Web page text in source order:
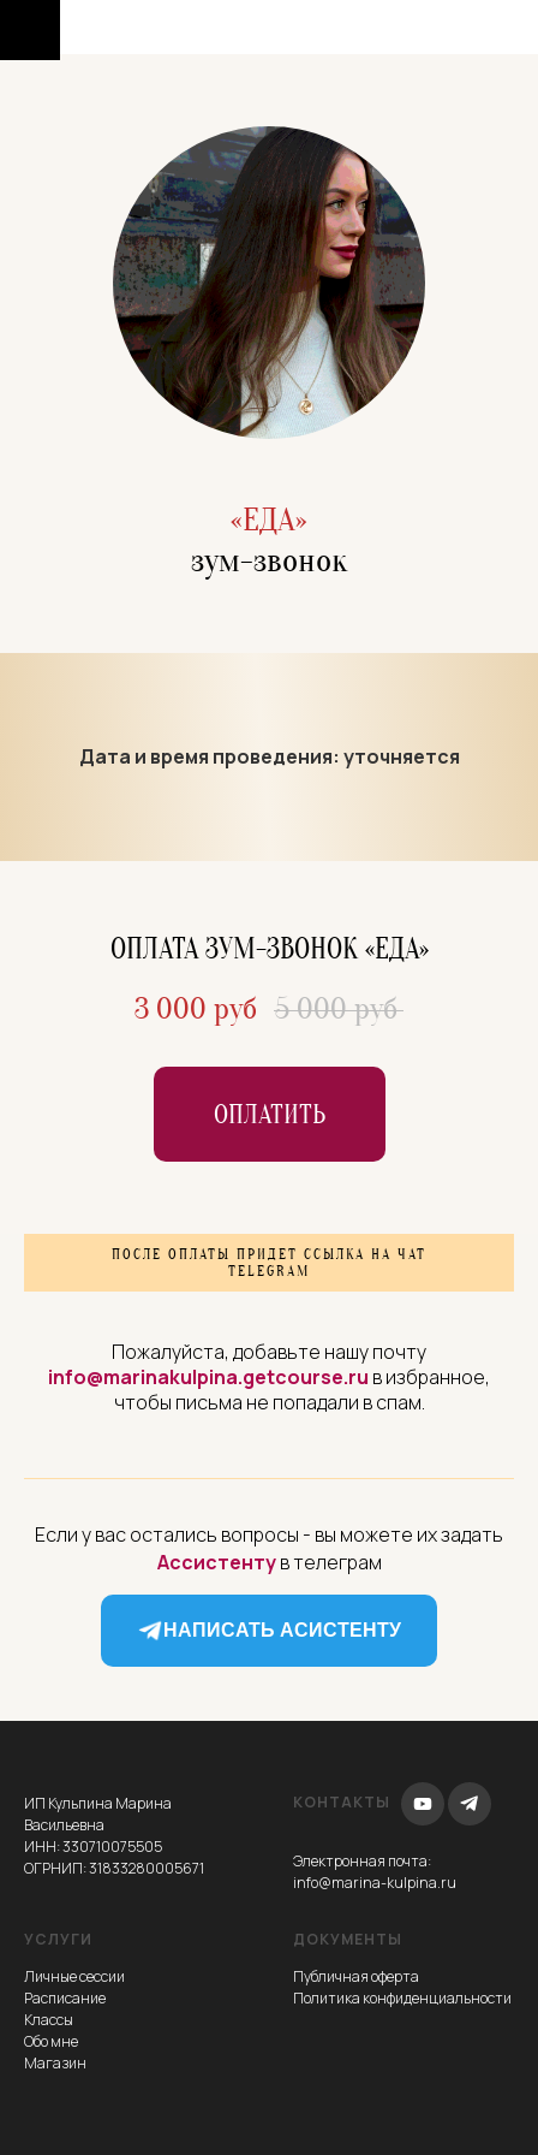
«ЕДА»
зум-звонок
Дата и время проведения: уточняется
ОПЛАТА ЗУМ-ЗВОНОК«ЕДА»
3 000 руб 5 000 руб
ОПЛАТИТЬ
ПОСЛЕ ОПЛАТЫ ПРИДЕТ ССЫЛКА НА ЧАТ
TELEGRAM
Пожалуйста, добавьте нашу почту
info@marinakulpina.getcourse.ru в избранное,
чтобы письма не попадали в спам.
Если у вас остались вопросы - вы можете их задать
Ассистентув телеграм
НАПИСАТЬ АСИСТЕНТУ
ИП Кульпина Марина
Васильевна
ИНН: 330710075505
ОГРНИП: 31833280005671
КОНТАКТЫ
Электронная почта:
info@marina-kulpina.ru
УСЛУГИ
Личные сессии
Расписание
Классы
Обо мне
Магазин
ДОКУМЕНТЫ
Публичная оферта
Политика конфиденциальности